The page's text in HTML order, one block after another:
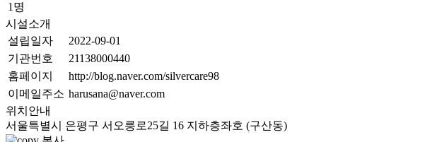
1명
시설소개
설립일자
2022-09-01
기관번호
21138000440
홈페이지
http://blog.naver.com/silvercare98
이메일주소 harusana@naver.com
위치안내
서울특별시 은평구 서오릉로25길 16 지하층좌호 (구산동)